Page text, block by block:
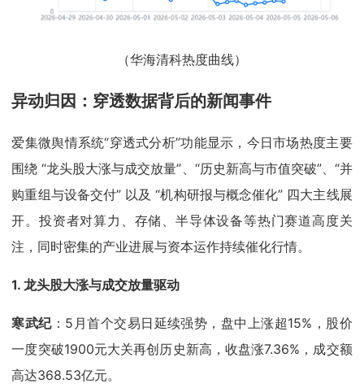
（华海清科热度曲线）
异动归因：穿透数据背后的新闻事件
爱集微舆情系统“穿透式分析”功能显示，今日市场热度主要
围绕 “龙头股大涨与成交放量”、“历史新高与市值突破”、“并
购重组与设备交付” 以及 “机构研报与概念催化” 四大主线展
开。投资者对算力、存储、半导体设备等热门赛道高度关
注，同时密集的产业进展与资本运作持续催化行情。
1.龙头股大涨与成交放量驱动
寒武纪：5月首个交易日延续强势，盘中上涨超15%，股价
一度突破1900元大关再创历史新高，收盘涨7.36%，成交额
高达368.53亿元。